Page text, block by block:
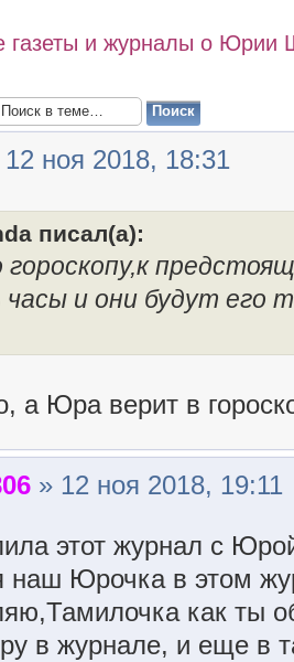
газеты и журналы о Юрии
ноя 2018, 18:31
писал(а):
часы и они будут его
а Юра верит в
» 12 ноя 2018, 19:11
этот журнал с
наш Юрочка в этом
как ты
в журнале, и еще в